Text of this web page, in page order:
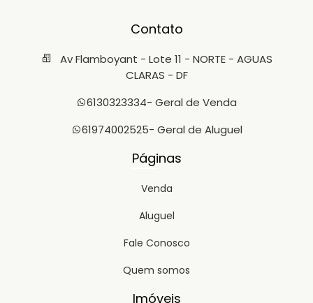
Contato
Av Flamboyant - Lote 11 - NORTE - AGUAS
CLARAS - DF
6130323334- Geral de Venda
61974002525- Geral de Aluguel
Páginas
Venda
Aluguel
Fale Conosco
Quem somos
Imóveis